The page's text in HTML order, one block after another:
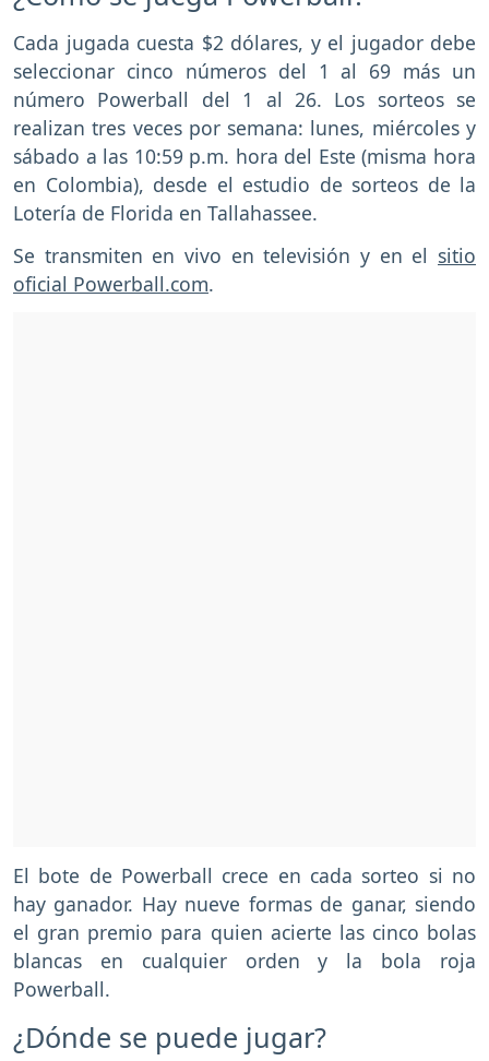
Cada jugada cuesta $2 dólares, y el jugador debe
seleccionar cinco números del 1 al 69 más un
número Powerball del 1 al 26. Los sorteos se
realizan tres veces por semana: lunes, miércoles y
sábado a las 10:59 p.m. hora del Este (misma hora
en Colombia), desde el estudio de sorteos de la
Lotería de Florida en Tallahassee.
Se transmiten en vivo en televisión y en el sitio
oficial Powerball.com.
El bote de Powerball crece en cada sorteo si no
hay ganador. Hay nueve formas de ganar, siendo
el gran premio para quien acierte las cinco bolas
blancas en cualquier orden y la bola roja
Powerball.
¿Dónde se puede jugar?